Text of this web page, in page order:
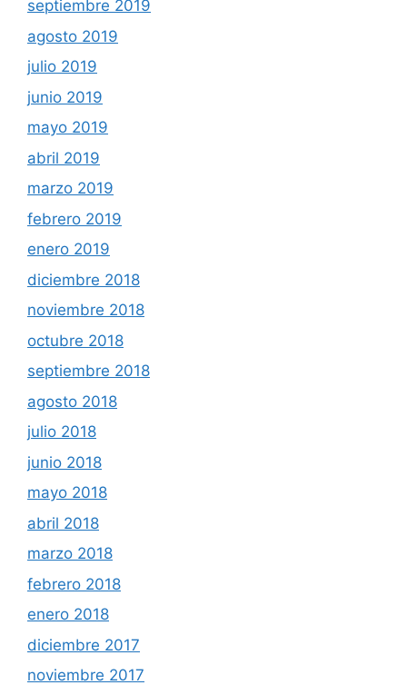
septiembre 2019
agosto 2019
julio 2019
junio 2019
mayo 2019
abril 2019
marzo 2019
febrero 2019
enero 2019
diciembre 2018
noviembre 2018
octubre 2018
septiembre 2018
agosto 2018
julio 2018
junio 2018
mayo 2018
abril 2018
marzo 2018
febrero 2018
enero 2018
diciembre 2017
noviembre 2017